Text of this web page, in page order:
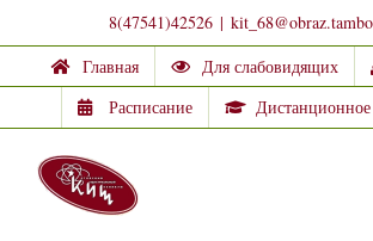
to
content
8(47541)42526 |
Главная
Для слабовидящих
Расписание